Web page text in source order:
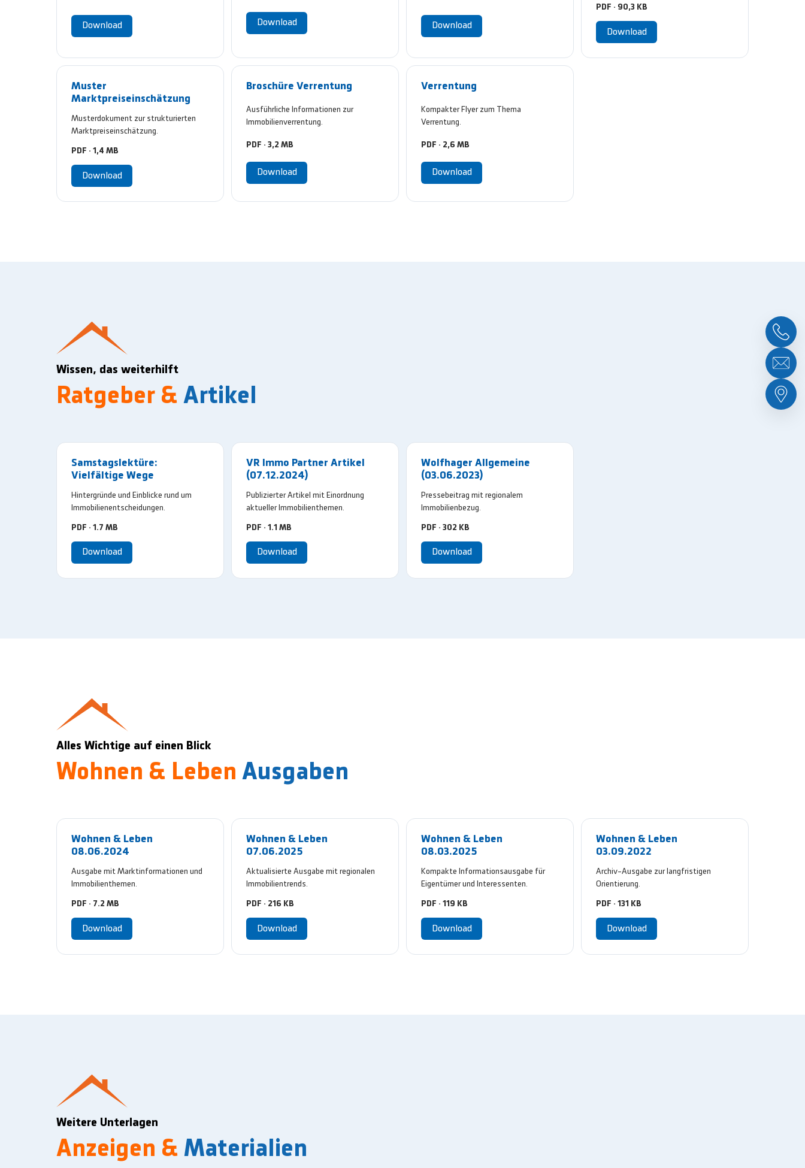
Download Download Download
PDF · 90,3 KB
Download
Muster
Marktpreiseinschätzung
Musterdokument zur strukturierten
Marktpreiseinschätzung.
PDF · 1,4 MB
Download
Broschüre Verrentung
Ausführliche Informationen zur
Immobilienverrentung.
PDF · 3,2 MB
Download
Verrentung
Kompakter Flyer zum Thema
Verrentung.
PDF · 2,6 MB
Download
Wissen, das weiterhilft
Ratgeber &Artikel
Samstagslektüre:
Vielfältige Wege
Hintergründe und Einblicke rund um
Immobilienentscheidungen.
PDF · 1.7 MB
Download
VR Immo Partner Artikel
(07.12.2024)
Publizierter Artikel mit Einordnung
aktueller Immobilienthemen.
PDF · 1.1 MB
Download
Wolfhager Allgemeine
(03.06.2023)
Pressebeitrag mit regionalem
Immobilienbezug.
PDF · 302 KB
Download
Alles Wichtige auf einen Blick
Wohnen & LebenAusgaben
Wohnen & Leben
08.06.2024
Ausgabe mit Marktinformationen und
Immobilienthemen.
PDF · 7.2 MB
Download
Wohnen & Leben
07.06.2025
Aktualisierte Ausgabe mit regionalen
Immobilientrends.
PDF · 216 KB
Download
Wohnen & Leben
08.03.2025
Kompakte Informationsausgabe für
Eigentümer und Interessenten.
PDF · 119 KB
Download
Wohnen & Leben
03.09.2022
Archiv-Ausgabe zur langfristigen
Orientierung.
PDF · 131 KB
Download
Weitere Unterlagen
Anzeigen &Materialien